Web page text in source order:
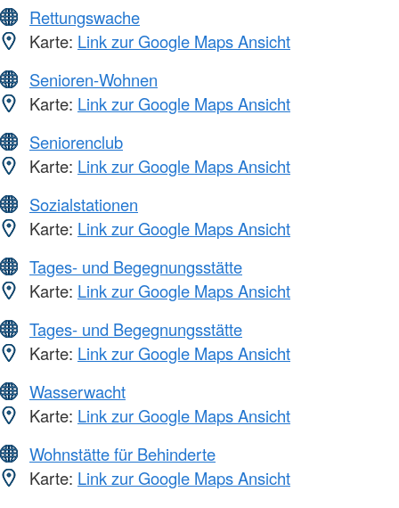
Rettungswache
Karte: Link zur Google Maps Ansicht
Senioren-Wohnen
Karte: Link zur Google Maps Ansicht
Seniorenclub
Karte: Link zur Google Maps Ansicht
Sozialstationen
Karte: Link zur Google Maps Ansicht
Tages- und Begegnungsstätte
Karte: Link zur Google Maps Ansicht
Tages- und Begegnungsstätte
Karte: Link zur Google Maps Ansicht
Wasserwacht
Karte: Link zur Google Maps Ansicht
Wohnstätte für Behinderte
Karte: Link zur Google Maps Ansicht